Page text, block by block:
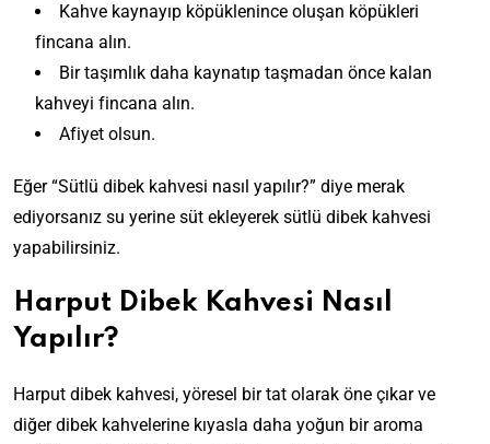
Kahve kaynayıp köpüklenince oluşan köpükleri
fincana alın.
Bir taşımlık daha kaynatıp taşmadan önce kalan
kahveyi fincana alın.
Afiyet olsun.
Eğer “Sütlü dibek kahvesi nasıl yapılır?” diye merak
ediyorsanız su yerine süt ekleyerek sütlü dibek kahvesi
yapabilirsiniz.
Harput Dibek Kahvesi Nasıl
Yapılır?
Harput dibek kahvesi, yöresel bir tat olarak öne çıkar ve
diğer dibek kahvelerine kıyasla daha yoğun bir aroma